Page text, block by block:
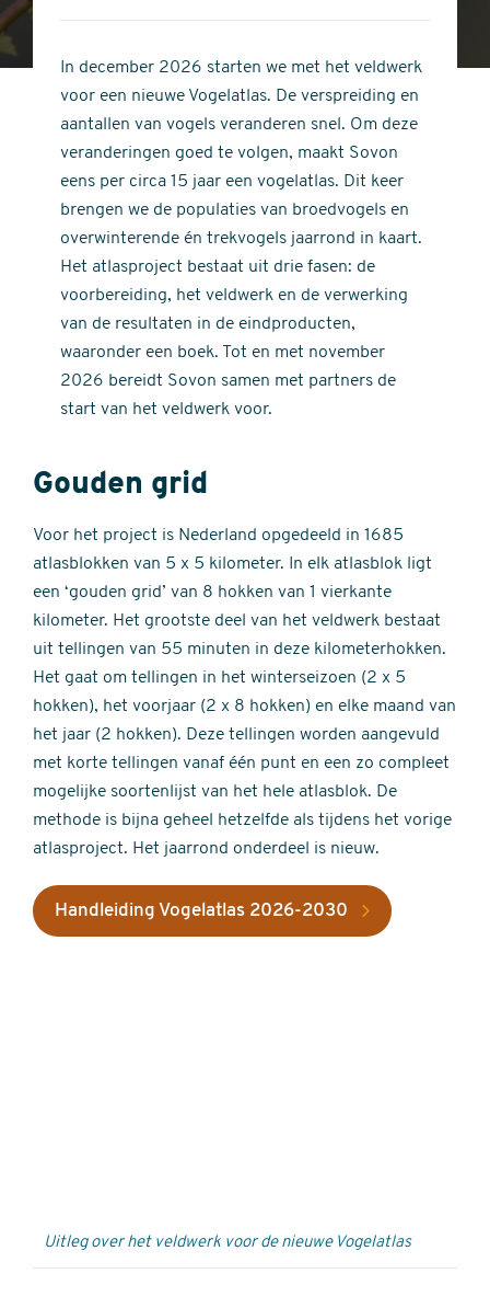
stars
of
stars
In december 2026 starten we met het veldwerk
voor een nieuwe Vogelatlas. De verspreiding en
aantallen van vogels veranderen snel. Om deze
veranderingen goed te volgen, maakt Sovon
eens per circa 15 jaar een vogelatlas. Dit keer
brengen we de populaties van broedvogels en
overwinterende én trekvogels jaarrond in kaart.
Het atlasproject bestaat uit drie fasen: de
voorbereiding, het veldwerk en de verwerking
van de resultaten in de eindproducten,
waaronder een boek. Tot en met november
2026 bereidt Sovon samen met partners de
start van het veldwerk voor.
Gouden grid
Voor het project is Nederland opgedeeld in 1685
atlasblokken van 5 x 5 kilometer. In elk atlasblok ligt
een ‘gouden grid’ van 8 hokken van 1 vierkante
kilometer. Het grootste deel van het veldwerk bestaat
uit tellingen van 55 minuten in deze kilometerhokken.
Het gaat om tellingen in het winterseizoen (2 x 5
hokken), het voorjaar (2 x 8 hokken) en elke maand van
het jaar (2 hokken). Deze tellingen worden aangevuld
met korte tellingen vanaf één punt en een zo compleet
mogelijke soortenlijst van het hele atlasblok. De
methode is bijna geheel hetzelfde als tijdens het vorige
atlasproject. Het jaarrond onderdeel is nieuw.
Handleiding Vogelatlas 2026-2030
Uitleg over het veldwerk voor de nieuwe Vogelatlas